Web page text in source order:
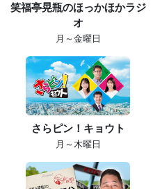
笑福亭晃瓶のほっかほかラジ
オ
月～金曜日
さらピン！キョウト
月～木曜日